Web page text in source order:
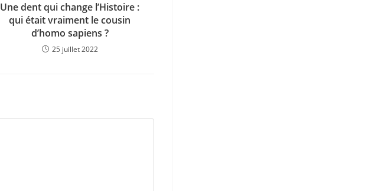
Une dent qui change l’Histoire :
qui était vraiment le cousin
d’homo sapiens ?
25 juillet 2022